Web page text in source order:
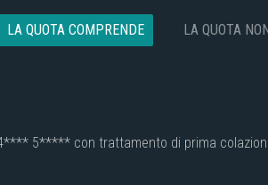
LA QUOTA COMPRENDE LA QUOTA
5***** con trattamento di prima